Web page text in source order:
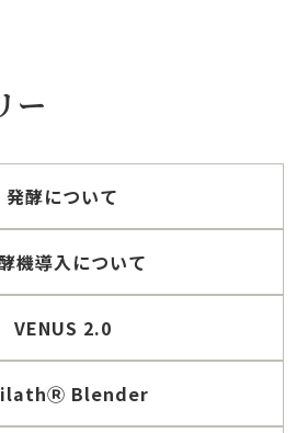
ー
発酵について
機導入について
VENUS 2.0
Blender